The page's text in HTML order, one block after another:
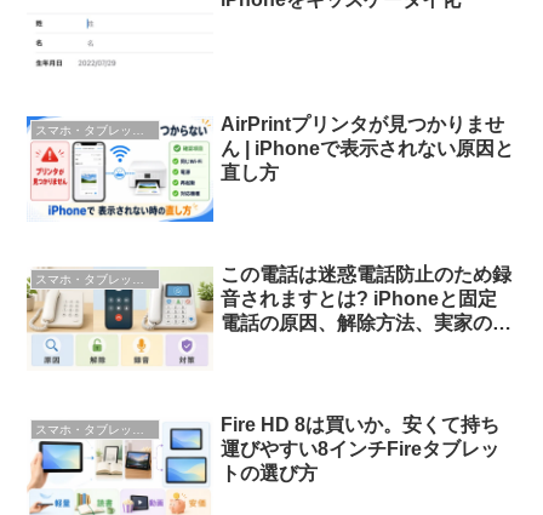
AirPrintプリンタが見つかりませ
ん | iPhoneで表示されない原因と
直し方
スマホ・タブレット・ガジェット
この電話は迷惑電話防止のため録
音されますとは? iPhoneと固定
電話の原因、解除方法、実家の迷
Fire HD 8は買いか。安くて持ち
運びやすい8インチFireタブレッ
トの選び方